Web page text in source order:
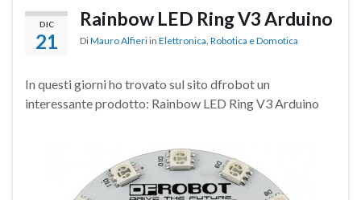
DIC
21
Rainbow LED Ring V3 Arduino
DiMauro Alfieri in Elettronica, Robotica e Domotica
In questi giorni ho trovato sul sito dfrobot un
interessante prodotto: Rainbow LED Ring V3 Arduino